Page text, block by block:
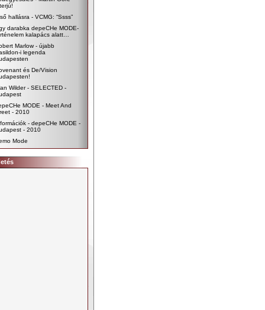
hallásra - VCMG: “Ssss”
darabka depeCHe MODE-
kalapács alatt…
Marlow - újabb
i legenda
és De/Vision
Wilder - SELECTED -
MODE - Meet And
- 2010
- depeCHe MODE -
- 2010
Mode